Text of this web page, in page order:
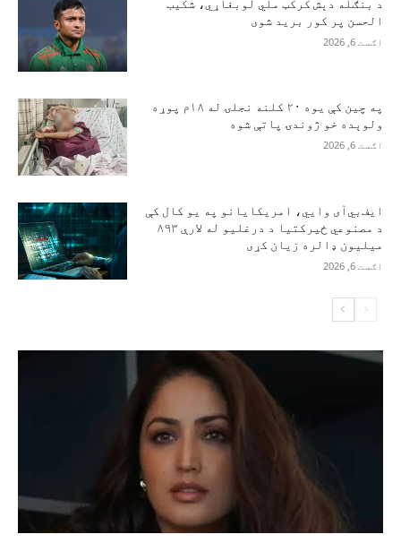
د بنګله دېش کرکټ ملي لوبغاړي، شکیب
الحسن پر کور برید شوی
اګست 6, 2026
په چین کې یوه ۲۰ کلنه نجلۍ له ۱۸م پوړه
ولوېده خو ژوندۍ پاتې شوه
اګست 6, 2026
ایف‌بي‌آی وايي، امریکایانو په یو کال کې
د مصنوعي ځیرکتیا د درغلیو له لارې ۸۹۳
میلیون ډالره زیان کړی
اګست 6, 2026